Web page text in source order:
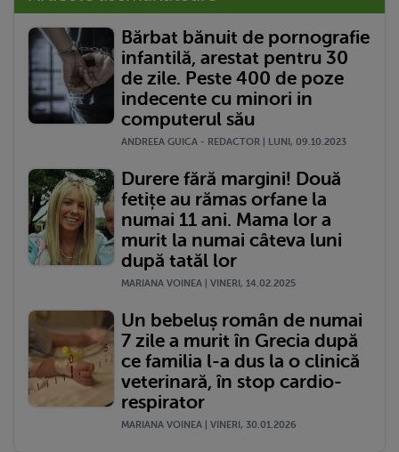
Bărbat bănuit de pornografie
infantilă, arestat pentru 30
de zile. Peste 400 de poze
indecente cu minori in
computerul său
ANDREEA GUICA - REDACTOR | LUNI, 09.10.2023
Durere fără margini! Două
fetițe au rămas orfane la
numai 11 ani. Mama lor a
murit la numai câteva luni
după tatăl lor
MARIANA VOINEA | VINERI, 14.02.2025
Un bebeluș român de numai
7 zile a murit în Grecia după
ce familia l-a dus la o clinică
veterinară, în stop cardio-
respirator
MARIANA VOINEA | VINERI, 30.01.2026